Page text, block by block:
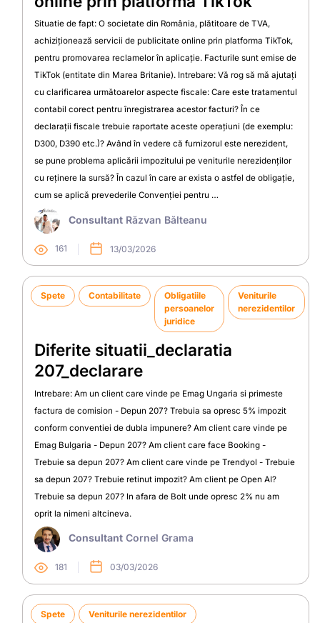
Situatie de fapt: O societate din România, plătitoare de TVA,
achiziționează servicii de publicitate online prin platforma TikTok,
pentru promovarea reclamelor în aplicație. Facturile sunt emise de
TikTok (entitate din Marea Britanie). Intrebare: Vă rog să mă ajutați
cu clarificarea următoarelor aspecte fiscale: Care este tratamentul
contabil corect pentru înregistrarea acestor facturi? În ce
declarații fiscale trebuie raportate aceste operațiuni (de exemplu:
D300, D390 etc.)? Având în vedere că furnizorul este nerezident,
se pune problema aplicării impozitului pe veniturile nerezidenților
cu reținere la sursă? În cazul în care ar exista o astfel de obligație,
cum se aplică prevederile Convenției pentru …
Consultant Răzvan Bălteanu
161 13/03/2026
Spete Contabilitate
Obligatiile
persoanelor
juridice
Veniturile
nerezidentilor
Diferite situatii_declaratia
207_declarare
Intrebare: Am un client care vinde pe Emag Ungaria si primeste
factura de comision - Depun 207? Trebuia sa opresc 5% impozit
conform conventiei de dubla impunere? Am client care vinde pe
Emag Bulgaria - Depun 207? Am client care face Booking -
Trebuie sa depun 207? Am client care vinde pe Trendyol - Trebuie
sa depun 207? Trebuie retinut impozit? Am client pe Open AI?
Trebuie sa depun 207? In afara de Bolt unde opresc 2% nu am
oprit la nimeni altcineva.
Consultant Cornel Grama
181 03/03/2026
Spete Veniturile nerezidentilor